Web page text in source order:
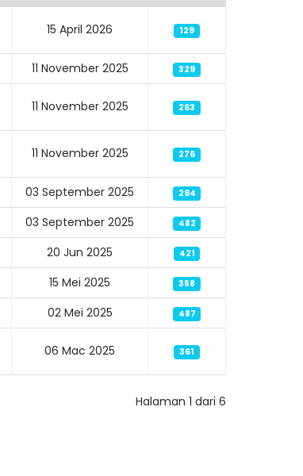
15 April 2026 129
11 November 2025 329
11 November 2025 263
11 November 2025 276
03 September 2025 294
03 September 2025 482
20 Jun 2025 421
15 Mei 2025 358
02 Mei 2025 487
06 Mac 2025 361
Halaman 1 dari 6